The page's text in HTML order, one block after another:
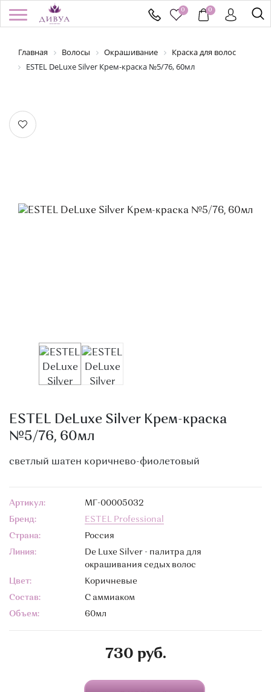
0 0
Войти / Регистрация
БРЕНДЫ
НОВИНКИ
Здравствуйте! Что вы ищете?
Главная Волосы Окрашивание
Краска для волос
ESTEL DeLuxe Silver Крем-краска №5/76, 60мл
ESTEL DeLuxe Silver Крем-краска
№5/76, 60мл
светлый шатен коричнево-фиолетовый
Артикул:
МГ-00005032
Бренд:
ESTEL Professional
Страна:
Россия
Линия:
De Luxe Silver - палитра для
окрашивания седых волос
Цвет:
Коричневые
Состав:
С аммиаком
Объем:
60мл
730 руб.